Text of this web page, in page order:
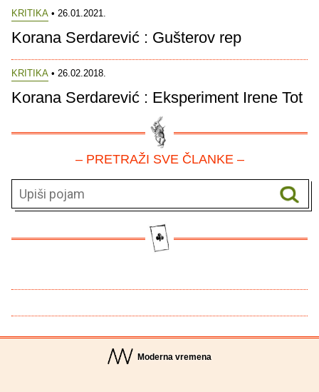
KRITIKA • 26.01.2021.
Korana Serdarević : Gušterov rep
KRITIKA • 26.02.2018.
Korana Serdarević : Eksperiment Irene Tot
– PRETRAŽI SVE ČLANKE –
Moderna vremena